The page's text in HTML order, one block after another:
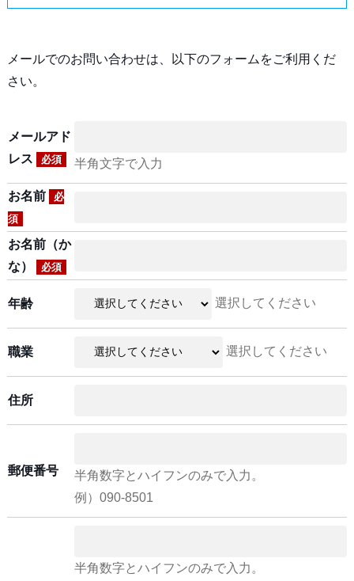
メールでのお問い合わせは、以下のフォームをご利用くだ
さい。
メールアド
レス
必須 半角文字で入力
お名前
必
須
お名前（か
な）
必須
年齢 選択してください
職業 選択してください
住所
郵便番号
半角数字とハイフンのみで入力。
例）090-8501
半角数字とハイフンのみで入力。